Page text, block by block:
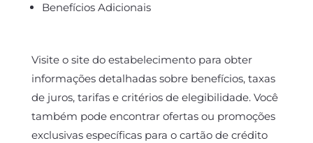
Benefícios Adicionais
Visite o site do estabelecimento para obter
informações detalhadas sobre benefícios, taxas
de juros, tarifas e critérios de elegibilidade. Você
também pode encontrar ofertas ou promoções
exclusivas específicas para o cartão de crédito